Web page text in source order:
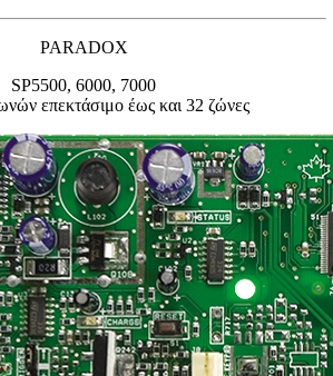
PARADOX
SP5500, 6000, 7000
επεκτάσιμο έως και 32 ζώνες